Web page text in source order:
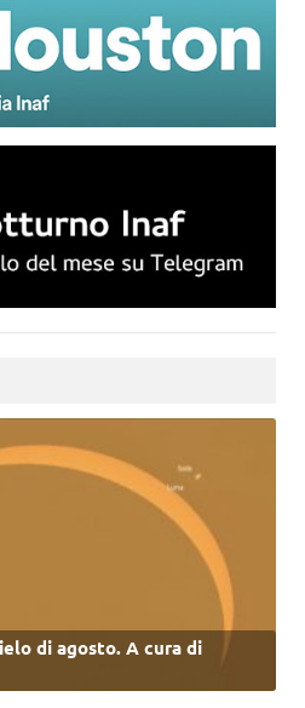
di agosto. A cura di